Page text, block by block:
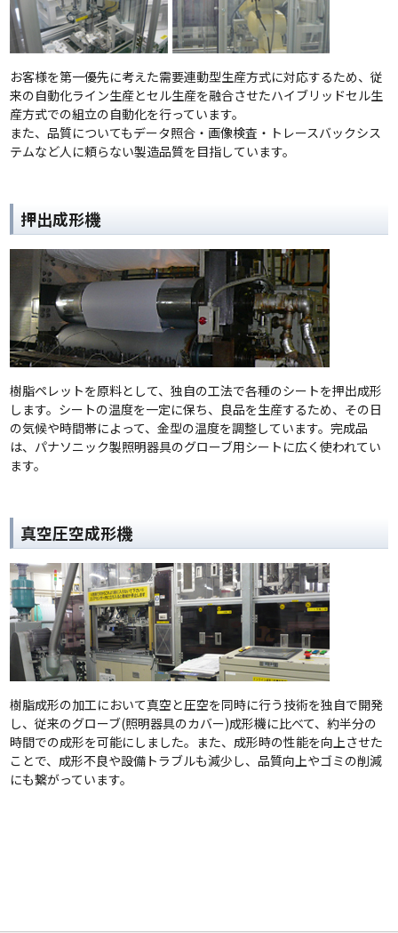
お客様を第一優先に考えた需要連動型生産方式に対応するため、従
来の自動化ライン生産とセル生産を融合させたハイブリッドセル生
産方式での組立の自動化を行っています。
また、品質についてもデータ照合・画像検査・トレースバックシス
テムなど人に頼らない製造品質を目指しています。
押出成形機
樹脂ペレットを原料として、独自の工法で各種のシートを押出成形
します。シートの温度を一定に保ち、良品を生産するため、その日
の気候や時間帯によって、金型の温度を調整しています。完成品
は、パナソニック製照明器具のグローブ用シートに広く使われてい
ます。
真空圧空成形機
樹脂成形の加工において真空と圧空を同時に行う技術を独自で開発
し、従来のグローブ(照明器具のカバー)成形機に比べて、約半分の
時間での成形を可能にしました。また、成形時の性能を向上させた
ことで、成形不良や設備トラブルも減少し、品質向上やゴミの削減
にも繋がっています。